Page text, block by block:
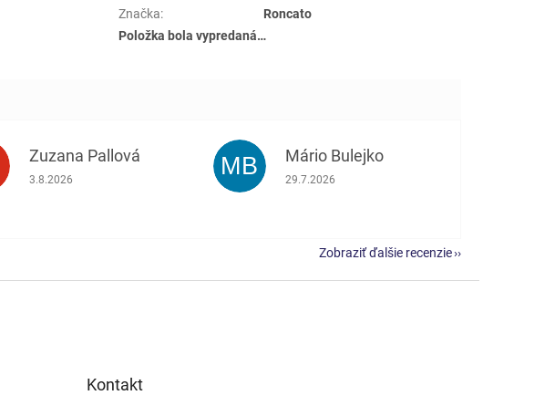
Značka:
Roncato
Položka bola vypredaná…
Zuzana Pallová
Hodnotenie obchodu je 5 z 5 hviezdičiek.
3.8.2026 MB Mário Bulejko
Hodnotenie obchodu je 5 z 5 hviezdičiek.
29.7.2026
Zobraziť ďalšie recenzie
Kontakt